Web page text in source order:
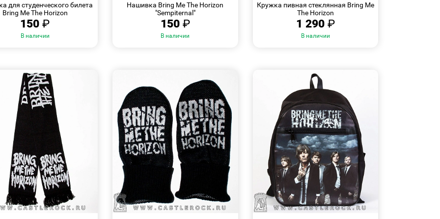
для студенческого билета
Bring Me The Horizon
150₽
В наличии
Нашивка Bring Me The Horizon
"Sempiternal"
150 ₽
В наличии
Кружка пивная стеклянная Bring Me
The Horizon
1 290 ₽
В наличии